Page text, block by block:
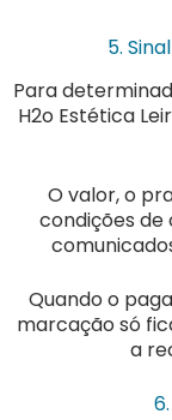
5.
Para
H2o Estética
O valor, o
condições
Quando o
marcação só
a